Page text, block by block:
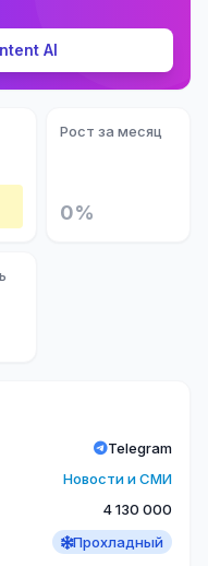
AI
Рост за месяц
0%
Telegram
Новости и СМИ
4 130 000
Прохладный